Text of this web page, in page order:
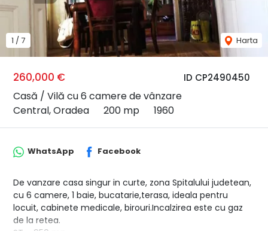
ID CP2490450
260,000 €
Casă / Vilă cu 6 camere de vânzare
Central, Oradea
200 mp 1960
1 / 7 Harta
WhatsApp Facebook
De vanzare casa singur in curte, zona Spitalului judetean,
cu 6 camere, 1 baie, bucatarie,terasa, ideala pentru
locuit, cabinete medicale, birouri.Incalzirea este cu gaz
de la retea.